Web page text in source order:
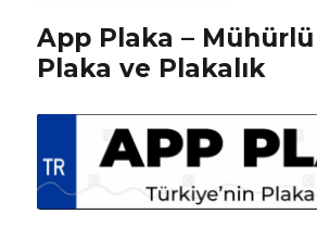
App Plaka –
Plaka ve Plakalık